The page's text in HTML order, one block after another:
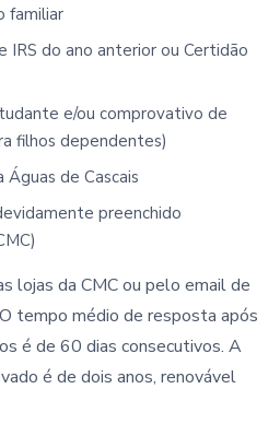
familiar
IRS do ano anterior ou Certidão
e/ou comprovativo de
filhos dependentes)
de Cascais
preenchido
lojas da CMC ou pelo email de
tempo médio de resposta após
é de 60 dias consecutivos. A
é de dois anos, renovável